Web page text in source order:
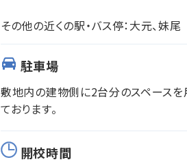
その他の近くの駅・バス停：大元、妹尾
駐車場
敷地内の建物側に2台分のスペースを
ております。
開校時間